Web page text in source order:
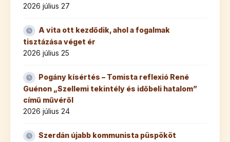
2026 július 27
A vita ott kezdődik, ahol a fogalmak
tisztázása véget ér
2026 július 25
Pogány kísértés – Tomista reflexió René
Guénon „Szellemi tekintély és időbeli hatalom”
című művéről
2026 július 24
Szerdán újabb kommunista püspököt